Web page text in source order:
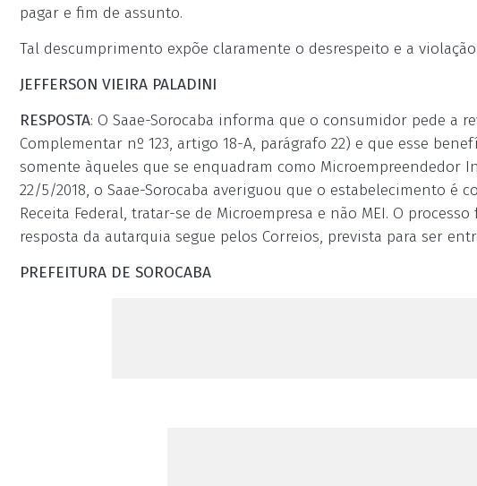
pagar e fim de assunto.
Tal descumprimento expõe claramente o desrespeito e a
JEFFERSON VIEIRA PALADINI
RESPOSTA: O Saae-Sorocaba informa que o consumidor pede a
Complementar nº 123, artigo 18-A, parágrafo 22) e que esse
somente àqueles que se enquadram como Microempreendedor
22/5/2018, o Saae-Sorocaba averiguou que o estabelecimento é
Receita Federal, tratar-se de Microempresa e não MEI. O
resposta da autarquia segue pelos Correios, prevista para ser
PREFEITURA DE SOROCABA